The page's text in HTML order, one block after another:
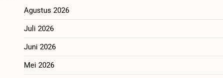
Agustus 2026
Juli 2026
Juni 2026
Mei 2026